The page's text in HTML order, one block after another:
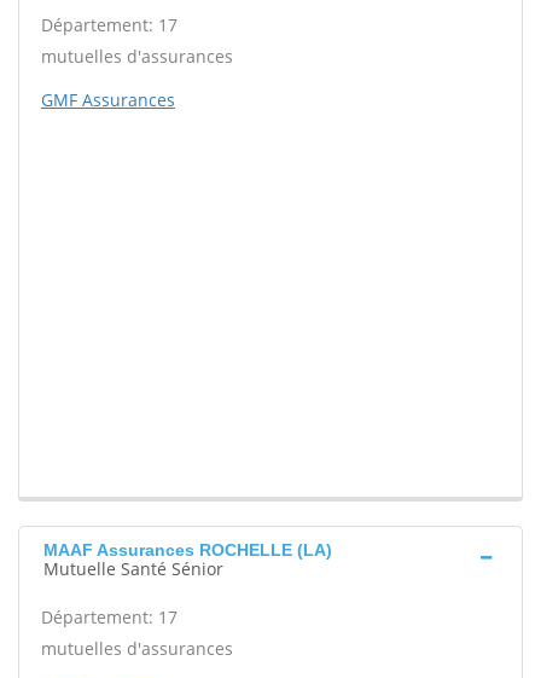
Département: 17
mutuelles d'assurances
GMF Assurances
MAAF Assurances ROCHELLE (LA)
Mutuelle Santé Sénior
Département: 17
mutuelles d'assurances